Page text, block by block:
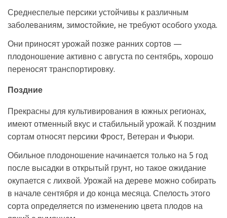
Среднеспелые персики устойчивы к различным
заболеваниям, зимостойкие, не требуют особого ухода.
Они приносят урожай позже ранних сортов —
плодоношение активно с августа по сентябрь, хорошо
переносят транспортировку.
Поздние
Прекрасны для культивирования в южных регионах,
имеют отменный вкус и стабильный урожай. К поздним
сортам относят персики Фрост, Ветеран и Фьюри.
Обильное плодоношение начинается только на 5 год
после высадки в открытый грунт, но такое ожидание
окупается с лихвой. Урожай на дереве можно собирать
в начале сентября и до конца месяца. Спелость этого
сорта определяется по изменению цвета плодов на